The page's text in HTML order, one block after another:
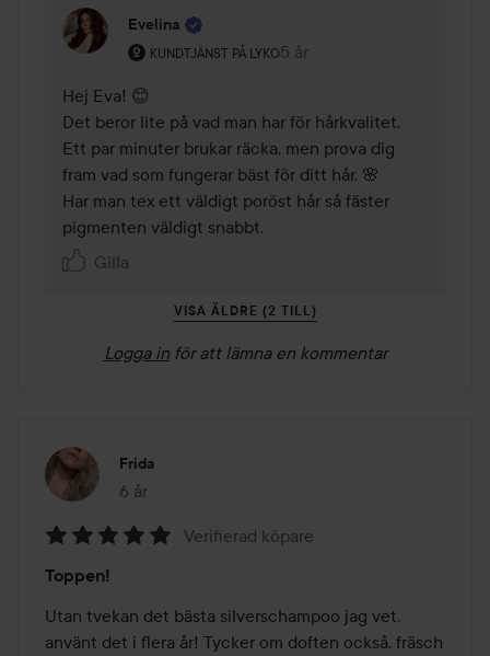
Evelina
KUNDTJÄNST PÅ LYKO
Användarens roll: Kundtjänst på Lyko.
5 år
Kommentaren lades 5 år
Hej Eva! 😊
Det beror lite på vad man har för hårkvalitet.
Ett par minuter brukar räcka, men prova dig
fram vad som fungerar bäst för ditt hår. 🌸
Har man tex ett väldigt poröst hår så fäster
pigmenten väldigt snabbt.
Gilla
VISA ÄLDRE (2 TILL)
Logga in för att lämna en kommentar
Frida
6 år
Inlägget skapades 6 år
5
av
5
Verifierad köpare
Toppen!
Utan tvekan det bästa silverschampoo jag vet,
använt det i flera år! Tycker om doften också, fräsch